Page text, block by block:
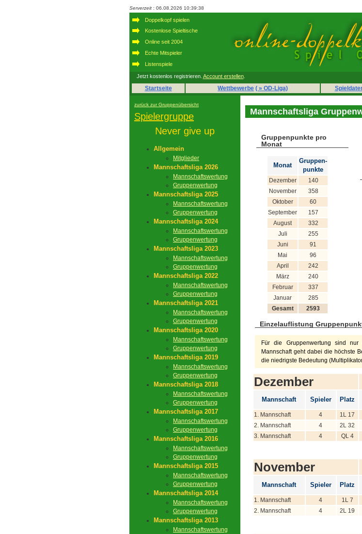
Serverzeit : 06.08.2026 10:39:38
Doppelkopf spielen
Kostenlose Spieltische
Online seit 2004
Echte Mitspieler
Listenspiele
Jetzt kostenlos registrieren. Account erstellen.
Startseite Wettbewerbe ( » OD-Liga)
zurück zur Gruppenübersicht
Spielergruppe
Never give up
Allgemein
Mitglieder
Mannschaftsliga 2026
Mannschaftswertung
Gruppenwertung
Mannschaftsliga 2025
Mannschaftswertung
Gruppenwertung
Mannschaftsliga 2024
Mannschaftswertung
Gruppenwertung
Mannschaftsliga 2023
Mannschaftswertung
Gruppenwertung
Mannschaftsliga 2022
Mannschaftswertung
Gruppenwertung
Mannschaftsliga 2021
Mannschaftswertung
Gruppenwertung
Mannschaftsliga 2020
Mannschaftswertung
Gruppenwertung
Mannschaftsliga 2019
Mannschaftswertung
Gruppenwertung
Mannschaftsliga 2018
Mannschaftswertung
Gruppenwertung
Mannschaftsliga 2017
Mannschaftswertung
Gruppenwertung
Mannschaftsliga 2016
Mannschaftswertung
Gruppenwertung
Mannschaftsliga 2015
Mannschaftswertung
Gruppenwertung
Mannschaftsliga 2014
Mannschaftswertung
Gruppenwertung
Mannschaftsliga 2013
Mannschaftswertung
Mannschaftsliga
Gruppenpunkte pro
Monat
Monat
Gruppen-
punkte
Dezember
140
November
358
Oktober
60
September
157
August
332
Juli
255
Juni
91
Mai
96
April
242
März
240
Februar
337
Januar
285
Gesamt
2593
Einzelauflistung
Für die Gruppenwertung sind
Mannschaft geht dabei die höchste
die niedrigste Bedeutung
Dezember
Mannschaft Spieler Platz
1. Mannschaft 4 1L 17
2. Mannschaft
4 2L 32
3. Mannschaft
4 QL 4
November
Mannschaft Spieler Platz
1. Mannschaft 4 1L 7
2. Mannschaft
4 2L 19